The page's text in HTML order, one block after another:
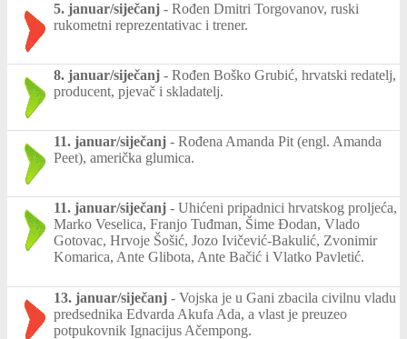
5. januar/siječanj - Rođen Dmitri Torgovanov, ruski
rukometni reprezentativac i trener.
8. januar/siječanj - Rođen Boško Grubić, hrvatski redatelj,
producent, pjevač i skladatelj.
11. januar/siječanj - Rođena Amanda Pit (engl. Amanda
Peet), američka glumica.
11. januar/siječanj - Uhićeni pripadnici hrvatskog proljeća,
Marko Veselica, Franjo Tuđman, Šime Đodan, Vlado
Gotovac, Hrvoje Šošić, Jozo Ivičević-Bakulić, Zvonimir
Komarica, Ante Glibota, Ante Bačić i Vlatko Pavletić.
13. januar/siječanj - Vojska je u Gani zbacila civilnu vladu
predsednika Edvarda Akufa Ada, a vlast je preuzeo
potpukovnik Ignacijus Ačempong.